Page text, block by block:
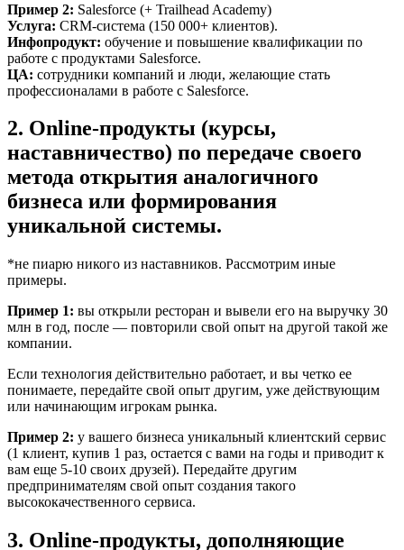
Пример 2: Salesforce (+ Trailhead Academy)
Услуга: CRM-система (150 000+ клиентов).
Инфопродукт: обучение и повышение квалификации по
работе с продуктами Salesforce.
ЦА: сотрудники компаний и люди, желающие стать
профессионалами в работе с Salesforce.
2. Online-продукты (курсы,
наставничество) по передаче своего
метода открытия аналогичного
бизнеса или формирования
уникальной системы.
*не пиарю никого из наставников. Рассмотрим иные
примеры.
Пример 1: вы открыли ресторан и вывели его на выручку 30
млн в год, после — повторили свой опыт на другой такой же
компании.
Если технология действительно работает, и вы четко ее
понимаете, передайте свой опыт другим, уже действующим
или начинающим игрокам рынка.
Пример 2: у вашего бизнеса уникальный клиентский сервис
(1 клиент, купив 1 раз, остается с вами на годы и приводит к
вам еще 5-10 своих друзей). Передайте другим
предпринимателям свой опыт создания такого
высококачественного сервиса.
3. Online-продукты, дополняющие